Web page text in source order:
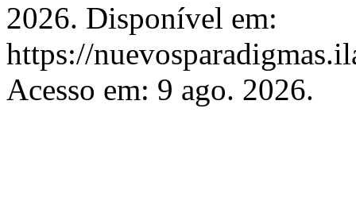
2026. Disponível em:
https://
Acesso em: 9 ago. 2026.